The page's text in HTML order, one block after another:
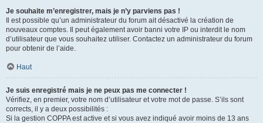
Je souhaite m’enregistrer, mais je n’y parviens pas !
Il est possible qu’un administrateur du forum ait désactivé la création de
nouveaux comptes. Il peut également avoir banni votre IP ou interdit le nom
d’utilisateur que vous souhaitez utiliser. Contactez un administrateur du forum
pour obtenir de l’aide.
Haut
Je suis enregistré mais je ne peux pas me connecter !
Vérifiez, en premier, votre nom d’utilisateur et votre mot de passe. S’ils sont
corrects, il y a deux possibilités :
Si la gestion COPPA est active et si vous avez indiqué avoir moins de 13 ans